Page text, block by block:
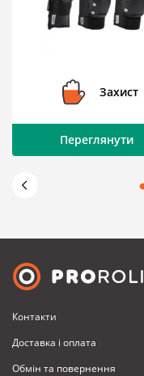
Захист
Переглянути
Контакти
Доставка i оплата
Обмiн та повернення